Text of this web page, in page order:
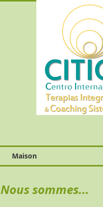
Maison
Nous sommes...